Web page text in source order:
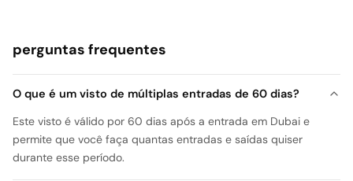
perguntas frequentes
O que é um visto de múltiplas entradas de 60 dias?
Este visto é válido por 60 dias após a entrada em Dubai e
permite que você faça quantas entradas e saídas quiser
durante esse período.